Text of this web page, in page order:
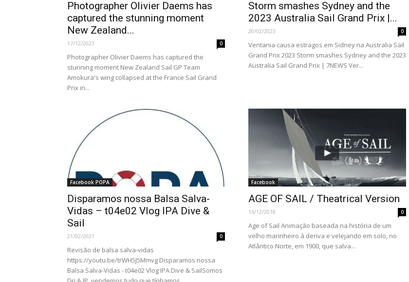
Photographer Olivier Daems has
captured the stunning moment
New Zealand...
17/12/2023 0
Photographer Olivier Daems has captured the
stunning moment New Zealand Sail GP Team
Amokura's wing collapsed at the France Sail Grand
Prix in...
Storm smashes Sydney and the
2023 Australia Sail Grand Prix |...
20/02/2023 0
Ventania causa estragos em Sidney na Australia Sail
Grand Prix 2023 Storm smashes Sydney and the 2023
Australia Sail Grand Prix | 7NEWS Ver...
Facebook POPA
Disparamos nossa Balsa Salva-
Vidas – t04e02 Vlog IPA Dive &
Sail
21/02/2021 0
Revisão de balsa salva-vidas
https://youtu.be/trWH5J5Mmvg Disparamos nossa
Balsa Salva-Vidas - t04e02 Vlog IPA Dive & SailSomos
Facebook
AGE OF SAIL / Theatrical Version
16/12/2018 0
Age of Sail Animação baseada na história de um
velho marinheiro à deriva e velejando em solo, no
Atlântico Norte, em 1900, que salva...